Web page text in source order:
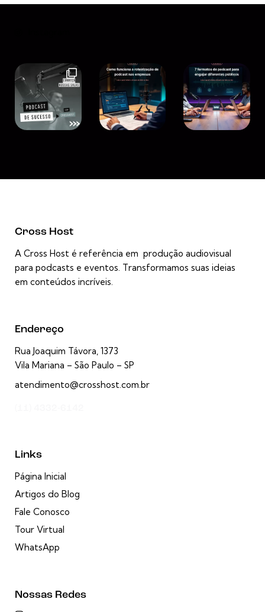
Cross Host
A Cross Host é referência em produção audiovisual
para podcasts e eventos. Transformamos suas ideias
em conteúdos incríveis.
Endereço
Rua Joaquim Távora, 1373
Vila Mariana – São Paulo – SP
atendimento@crosshost.com.br
Links
Página Inicial
Artigos do Blog
Fale Conosco
Tour Virtual
WhatsApp
Nossas Redes